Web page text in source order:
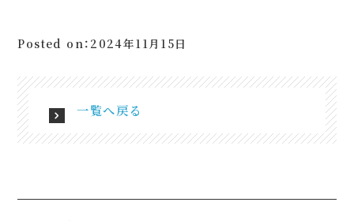
Posted on：2024年11月15日
一覧へ戻る